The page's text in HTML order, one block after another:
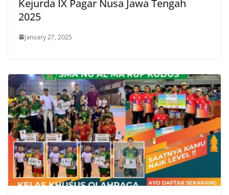
Kejurda IX Pagar Nusa Jawa Tengah
2025
January 27, 2025